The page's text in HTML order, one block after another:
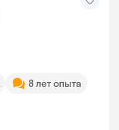
8 лет опыта